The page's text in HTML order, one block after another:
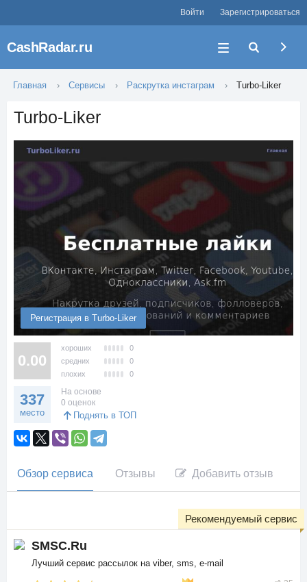
Войти Зарегистрироваться
CashRadar.ru
Главная Сервисы Раскрутка инстаграм Turbo-Liker
Turbo-Liker
Регистрация в Turbo-Liker
0.00
хороших
0
средних
0
плохих
0
337
место
На основе
0 оценок
Поднять в ТОП
Обзор сервиса Отзывы Добавить отзыв
SMSC.Ru
Лучший сервис рассылок на viber, sms, e-mail
Рекомендуемый сервис